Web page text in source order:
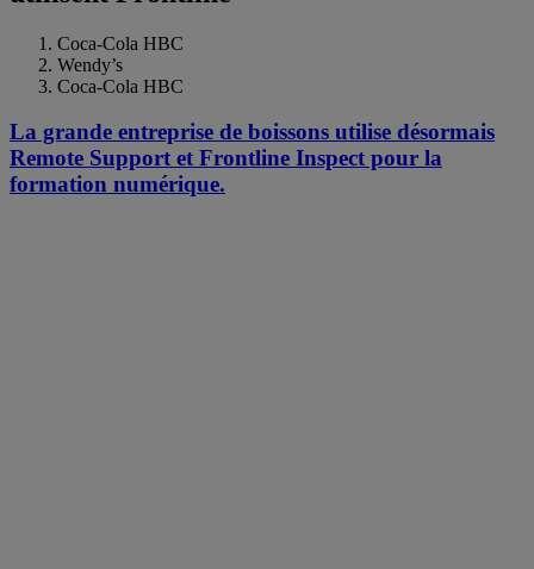
Coca-Cola HBC
Wendy’s
Coca-Cola HBC
La grande entreprise de boissons utilise désormais
Remote Support et Frontline Inspect pour la
formation numérique.